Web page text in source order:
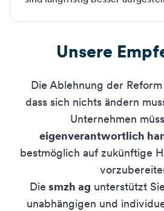
Unsere
Die Ablehnung der
dass sich nichts ändern
Unternehmen
eigenverantwortlich
bestmöglich auf zukünftige
Die smzh ag unterstützt
unabhängigen und